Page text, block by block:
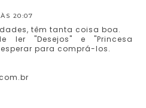
20:07
têm tanta coisa boa.
ler "Desejos" e "Princesa
para comprá-los.